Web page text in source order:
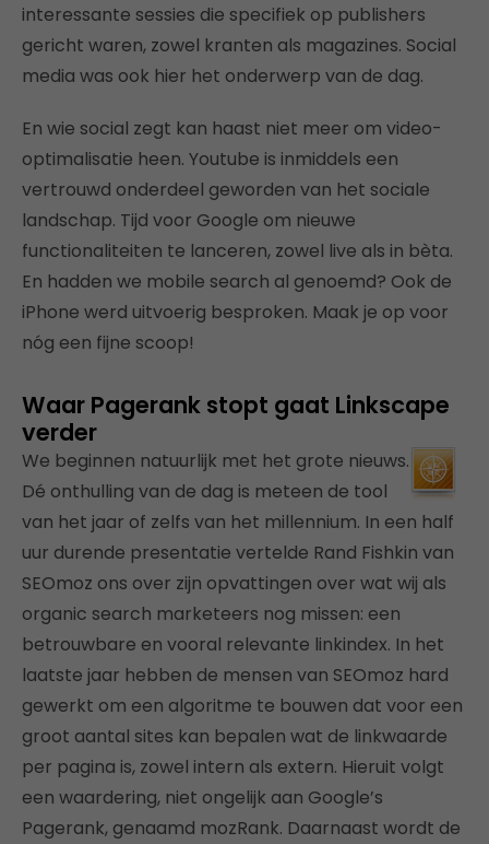
interessante sessies die specifiek op publishers
gericht waren, zowel kranten als magazines. Social
media was ook hier het onderwerp van de dag.
En wie social zegt kan haast niet meer om video-
optimalisatie heen. Youtube is inmiddels een
vertrouwd onderdeel geworden van het sociale
landschap. Tijd voor Google om nieuwe
functionaliteiten te lanceren, zowel live als in bèta.
En hadden we mobile search al genoemd? Ook de
iPhone werd uitvoerig besproken. Maak je op voor
nóg een fijne scoop!
Waar Pagerank stopt gaat Linkscape
verder
We beginnen natuurlijk met het grote nieuws.
Dé onthulling van de dag is meteen de tool
van het jaar of zelfs van het millennium. In een half
uur durende presentatie vertelde Rand Fishkin van
SEOmoz ons over zijn opvattingen over wat wij als
organic search marketeers nog missen: een
betrouwbare en vooral relevante linkindex. In het
laatste jaar hebben de mensen van SEOmoz hard
gewerkt om een algoritme te bouwen dat voor een
groot aantal sites kan bepalen wat de linkwaarde
per pagina is, zowel intern als extern. Hieruit volgt
een waardering, niet ongelijk aan Google’s
Pagerank, genaamd mozRank. Daarnaast wordt de